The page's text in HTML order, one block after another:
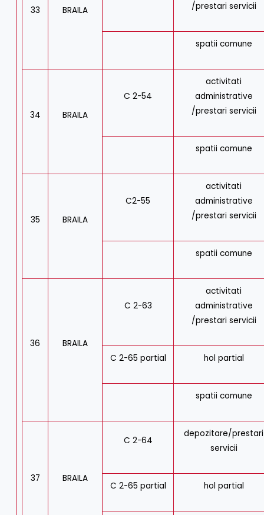
33 BRAILA
/prestari servicii
spatii comune
34 BRAILA
C 2-54
activitati
administrative
/prestari servicii
spatii comune
35 BRAILA
C2-55
activitati
administrative
/prestari servicii
spatii comune
36 BRAILA
C 2-63
activitati
administrative
/prestari servicii
C 2-65 partial hol partial
spatii comune
37 BRAILA
C 2-64
depozitare/prestari
servicii
C 2-65 partial hol partial